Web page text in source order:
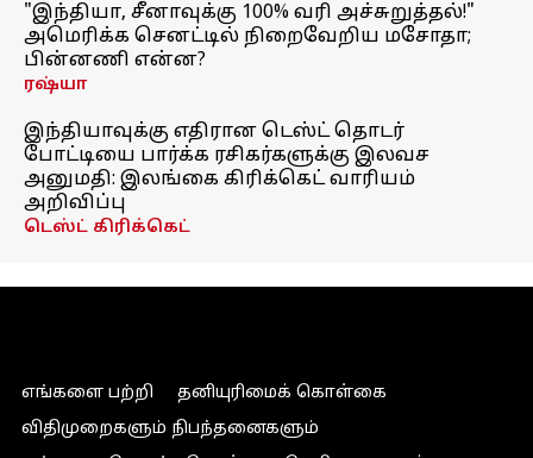
"இந்தியா, சீனாவுக்கு 100% வரி அச்சுறுத்தல்!"
அமெரிக்க செனட்டில் நிறைவேறிய மசோதா;
பின்னணி என்ன?
ரஷ்யா
இந்தியாவுக்கு எதிரான டெஸ்ட் தொடர்
போட்டியை பார்க்க ரசிகர்களுக்கு இலவச
அனுமதி: இலங்கை கிரிக்கெட் வாரியம்
அறிவிப்பு
டெஸ்ட் கிரிக்கெட்
எங்களை பற்றி
தனியுரிமைக் கொள்கை
விதிமுறைகளும் நிபந்தனைகளும்